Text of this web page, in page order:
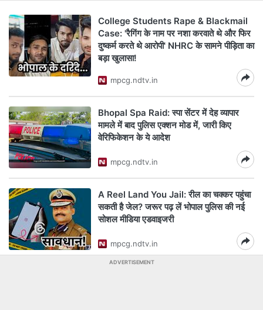
College Students Rape & Blackmail
Case: 'रैगिंग के नाम पर नशा करवाते थे और फिर
दुष्कर्म करते थे आरोपी' NHRC के सामने पीड़िता का
बड़ा खुलासा!
mpcg.ndtv.in
Bhopal Spa Raid: स्पा सेंटर में देह व्यापार
मामले में बाद पुलिस एक्शन मोड में, जारी किए
वेरिफिकेशन के ये आदेश
mpcg.ndtv.in
A Reel Land You Jail: रील का चक्कर पहुंचा
सकती है जेल? जरूर पढ़ लें भोपाल पुलिस की नई
सोशल मीडिया एडवाइजरी
mpcg.ndtv.in
ADVERTISEMENT